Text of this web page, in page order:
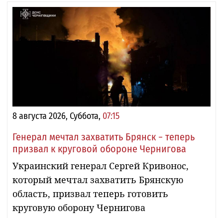
8 августа 2026, Суббота, 07:15
Генерал мечтал захватить Брянск − теперь
призвал к круговой обороне Чернигова
Украинский генерал Сергей Кривонос,
который мечтал захватить Брянскую
область, призвал теперь готовить
круговую оборону Чернигова